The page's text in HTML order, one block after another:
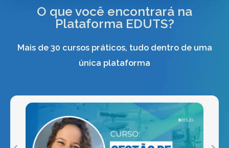
O que você encontrará na
Plataforma EDUTS?
Mais de 30 cursos práticos, tudo dentro de uma
única plataforma